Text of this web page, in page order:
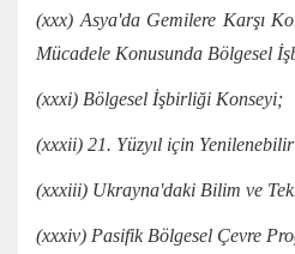
(xxx) Asya'da Gemilere Karşı
Mücadele Konusunda Bölgesel
(xxxi) Bölgesel İşbirliği Konseyi;
(xxxii) 21. Yüzyıl için
(xxxiii) Ukrayna'daki Bilim ve
(xxxiv) Pasifik Bölgesel Çevre